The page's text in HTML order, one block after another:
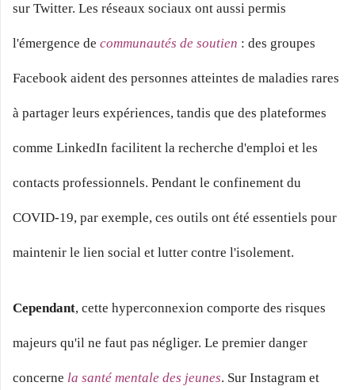
sur Twitter. Les réseaux sociaux ont aussi permis
l'émergence de communautés de soutien : des groupes
Facebook aident des personnes atteintes de maladies rares
à partager leurs expériences, tandis que des plateformes
comme LinkedIn facilitent la recherche d'emploi et les
contacts professionnels. Pendant le confinement du
COVID-19, par exemple, ces outils ont été essentiels pour
maintenir le lien social et lutter contre l'isolement.
Cependant, cette hyperconnexion comporte des risques
majeurs qu'il ne faut pas négliger. Le premier danger
concerne la santé mentale des jeunes. Sur Instagram et